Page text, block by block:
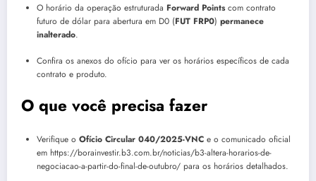
O horário da operação estruturada Forward Pointscom contrato
futuro de dólar para abertura em D0 (FUT FRP0) permanece
inalterado.
Confira os anexos do ofício para ver os horários específicos de cada
contrato e produto.
O que você precisa fazer
Verifique o Ofício Circular 040/2025-VNC e o comunicado oficial
em https://borainvestir.b3.com.br/noticias/b3-altera-horarios-de-
negociacao-a-partir-do-final-de-outubro/ para os horários detalhados.